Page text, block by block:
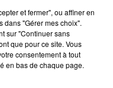
sexuelles à l'ancien collège :
et fermer", ou affiner en
dans "Gérer mes choix".
sur "Continuer sans
que pour ce site. Vous
consentement à tout
en bas de chaque page.